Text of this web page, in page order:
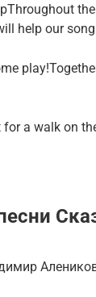
help our
a walk on